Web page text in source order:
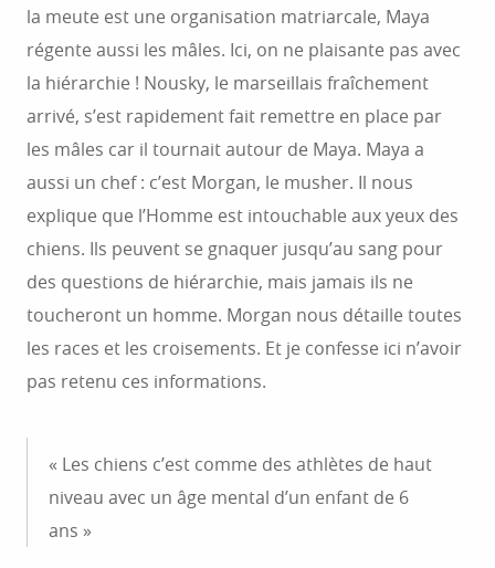
la meute est une organisation matriarcale, Maya
régente aussi les mâles. Ici, on ne plaisante pas avec
la hiérarchie ! Nousky, le marseillais fraîchement
arrivé, s’est rapidement fait remettre en place par
les mâles car il tournait autour de Maya. Maya a
aussi un chef : c’est Morgan, le musher. Il nous
explique que l’Homme est intouchable aux yeux des
chiens. Ils peuvent se gnaquer jusqu’au sang pour
des questions de hiérarchie, mais jamais ils ne
toucheront un homme. Morgan nous détaille toutes
les races et les croisements. Et je confesse ici n’avoir
pas retenu ces informations.
« Les chiens c’est comme des athlètes de haut
niveau avec un âge mental d’un enfant de 6
ans »